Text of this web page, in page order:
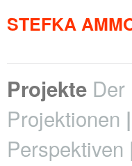
STEFKA
Projekte
Projektionen
Perspektiven